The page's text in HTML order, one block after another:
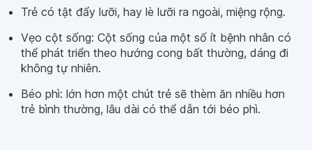
Trẻ có tật đẩy lưỡi, hay lè lưỡi ra ngoài, miệng rộng.
Vẹo cột sống: Cột sống của một số ít bệnh nhân có
thể phát triển theo hướng cong bất thường, dáng đi
không tự nhiên.
Béo phì: lớn hơn một chút trẻ sẽ thèm ăn nhiều hơn
trẻ bình thường, lâu dài có thể dẫn tới béo phì.